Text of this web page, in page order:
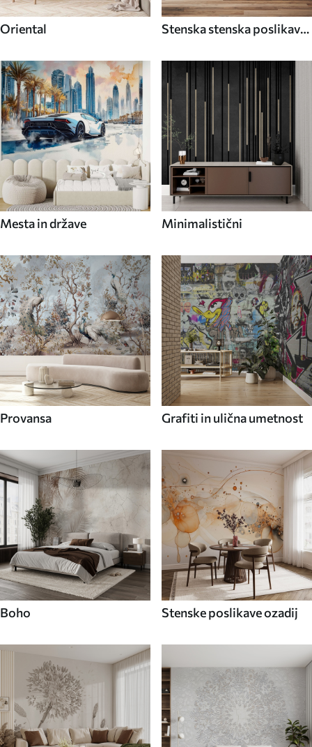
Oriental
Stenska stenska poslikava
Mesta in države Minimalistični
Provansa Grafiti in ulična umetnost
Boho Stenske poslikave ozadij